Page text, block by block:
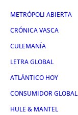
METRÓPOLI ABIERTA
CRÓNICA VASCA
CULEMANÍA
LETRA GLOBAL
ATLÁNTICO HOY
CONSUMIDOR GLOBAL
HULE & MANTEL